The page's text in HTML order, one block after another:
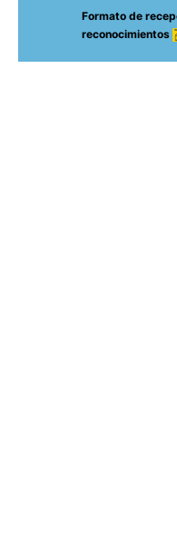
Formato de
reconocimientos